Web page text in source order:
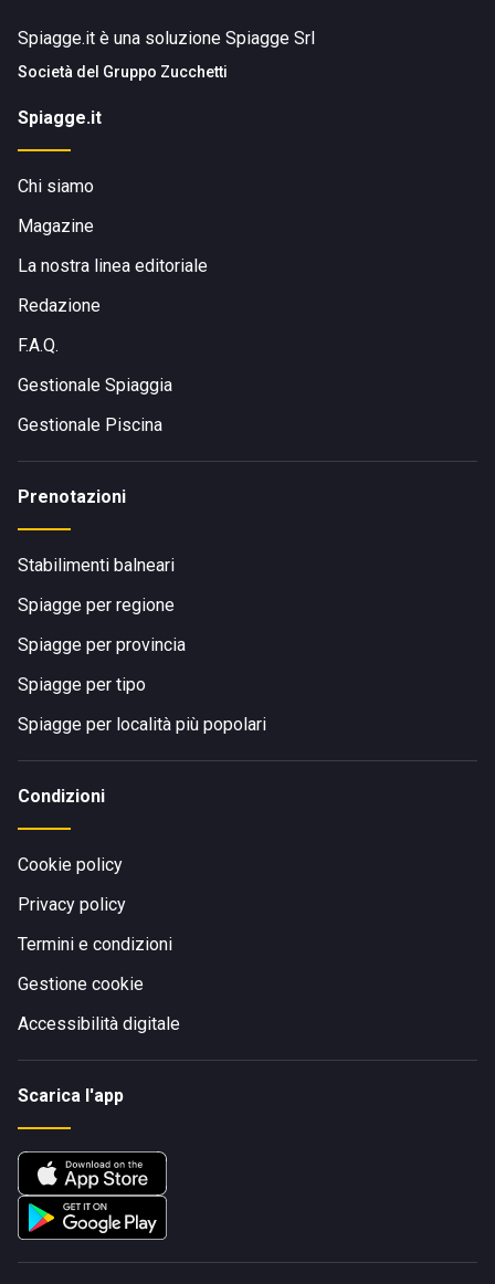
Spiagge.it è una soluzione Spiagge Srl
Società del Gruppo Zucchetti
Spiagge.it
Chi siamo
Magazine
La nostra linea editoriale
Redazione
F.A.Q.
Gestionale Spiaggia
Gestionale Piscina
Prenotazioni
Stabilimenti balneari
Spiagge per regione
Spiagge per provincia
Spiagge per tipo
Spiagge per località più popolari
Condizioni
Cookie policy
Privacy policy
Termini e condizioni
Gestione cookie
Accessibilità digitale
Scarica l'app